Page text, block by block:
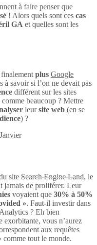
à faire penser que
! Alors quels sont ces cas
GA et quelles sont les
plus Google
à savoir si l’on ne devait pas
différent sur les sites
beaucoup ? Mettre
leursite web (en se
) ?
site Search Engine Land, le
jamais de proliférer. Leur
voyaient que 30% à 50%
». Faut-il investir dans
? Eh bien
exorbitante, vous n’aurez
aux requêtes
tout le monde.